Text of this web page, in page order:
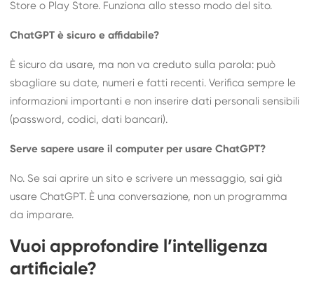
Store o Play Store. Funziona allo stesso modo del sito.
ChatGPT è sicuro e affidabile?
È sicuro da usare, ma non va creduto sulla parola: può
sbagliare su date, numeri e fatti recenti. Verifica sempre le
informazioni importanti e non inserire dati personali sensibili
(password, codici, dati bancari).
Serve sapere usare il computer per usare ChatGPT?
No. Se sai aprire un sito e scrivere un messaggio, sai già
usare ChatGPT. È una conversazione, non un programma
da imparare.
Vuoi approfondire l’intelligenza
artificiale?